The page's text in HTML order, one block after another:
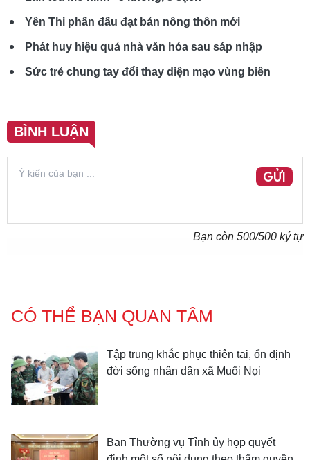
Yên Thi phấn đấu đạt bản nông thôn mới
Phát huy hiệu quả nhà văn hóa sau sáp nhập
Sức trẻ chung tay đổi thay diện mạo vùng biên
BÌNH LUẬN
GỬI
Bạn còn 500/500 ký tự
CÓ THỂ BẠN QUAN TÂM
Tập trung khắc phục thiên tai, ổn định
đời sống nhân dân xã Muổi Nọi
Ban Thường vụ Tỉnh ủy họp quyết